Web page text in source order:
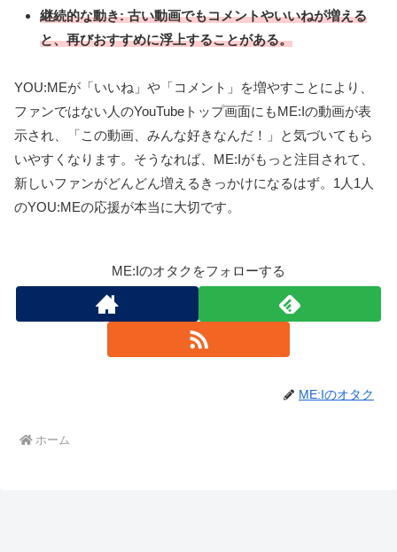
継続的な動き: 古い動画でもコメントやいいねが増える
と、再びおすすめに浮上することがある。
YOU:MEが「いいね」や「コメント」を増やすことにより、
ファンではない人のYouTubeトップ画面にもME:Iの動画が表
示され、「この動画、みんな好きなんだ！」と気づいてもら
いやすくなります。そうなれば、ME:Iがもっと注目されて、
新しいファンがどんどん増えるきっかけになるはず。1人1人
のYOU:MEの応援が本当に大切です。
ME:Iのオタクをフォローする
ME:Iのオタク
ホーム